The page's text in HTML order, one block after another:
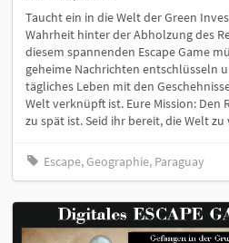
Taucht ein in die Welt der Green
Wahrheit hinter der Abholzung des
diesem spannenden Escape Game
geheime Nachrichten entschlüsseln
tägliches Leben mit den
Welt verknüpft ist. Eure Mission: Den
zu spät ist. Seid ihr bereit, die Welt
Escape, Geographie, Paraguay